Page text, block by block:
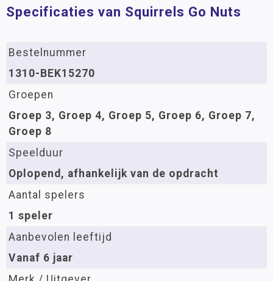
Specificaties van Squirrels Go Nuts
Bestelnummer
1310-BEK15270
Groepen
Groep 3, Groep 4, Groep 5, Groep 6, Groep 7,
Groep 8
Speelduur
Oplopend, afhankelijk van de opdracht
Aantal spelers
1 speler
Aanbevolen leeftijd
Vanaf 6 jaar